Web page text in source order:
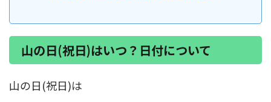
山の日(祝日)はいつ？日付について
山の日(祝日)は